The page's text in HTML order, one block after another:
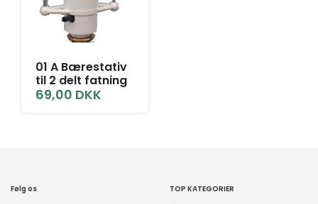
01 A Bærestativ
til 2 delt fatning
69,00 DKK
Følg os TOP KATEGORIER